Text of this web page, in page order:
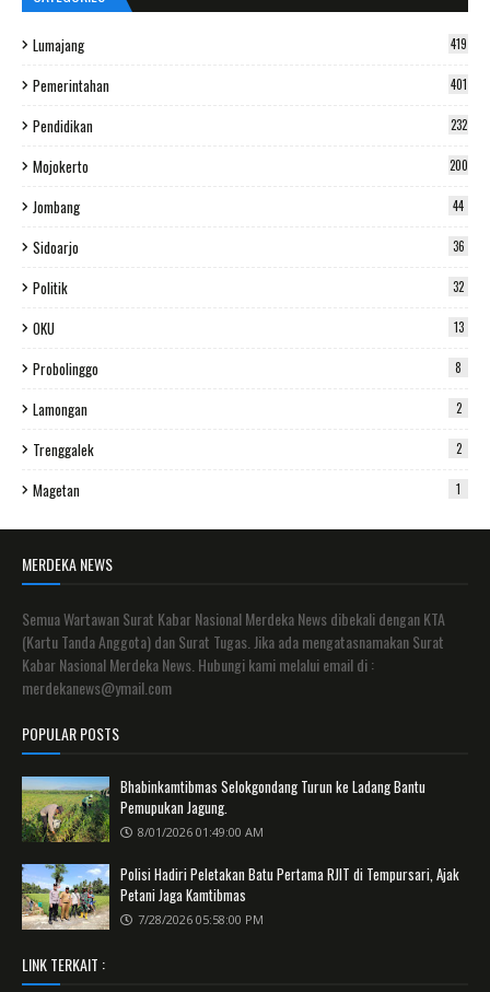
Lumajang 419
Pemerintahan 401
Pendidikan 232
Mojokerto 200
Jombang 44
Sidoarjo 36
Politik 32
OKU 13
Probolinggo 8
Lamongan 2
Trenggalek 2
Magetan 1
MERDEKA NEWS
Semua Wartawan Surat Kabar Nasional Merdeka News dibekali dengan KTA
(Kartu Tanda Anggota) dan Surat Tugas. Jika ada mengatasnamakan Surat
Kabar Nasional Merdeka News. Hubungi kami melalui email di :
merdekanews@ymail.com
POPULAR POSTS
Bhabinkamtibmas Selokgondang Turun ke Ladang Bantu
Pemupukan Jagung.
8/01/2026 01:49:00 AM
Polisi Hadiri Peletakan Batu Pertama RJIT di Tempursari, Ajak
Petani Jaga Kamtibmas
7/28/2026 05:58:00 PM
LINK TERKAIT :